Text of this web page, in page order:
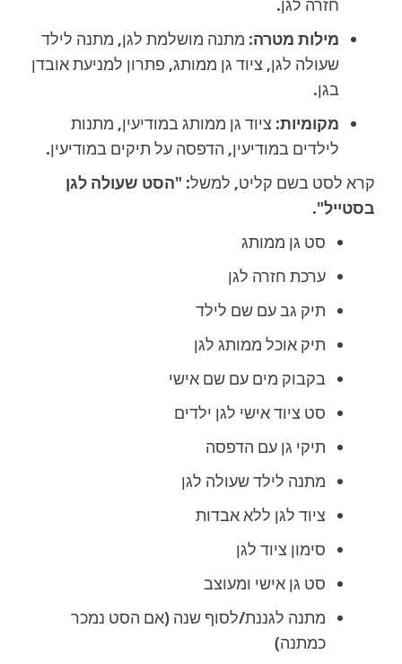
מילות מטרה: מתנה מושלמת לגן, מתנה לילד
שעולה לגן, ציוד גן ממותג, פתרון למניעת אובדן
בגן.
מקומיות: ציוד גן ממותג במודיעין, מתנות
לילדים במודיעין, הדפסה על תיקים במודיעין.
קרא לסט בשם קליט, למשל: "הסט שעולה לגן
בסטייל".
סט גן ממותג
ערכת חזרה לגן
תיק גב עם שם לילד
תיק אוכל ממותג לגן
בקבוק מים עם שם אישי
סט ציוד אישי לגן ילדים
תיקי גן עם הדפסה
מתנה לילד שעולה לגן
ציוד לגן ללא אבדות
סימון ציוד לגן
סט גן אישי ומעוצב
מתנה לגננת/לסוף שנה (אם הסט נמכר
כמתנה)